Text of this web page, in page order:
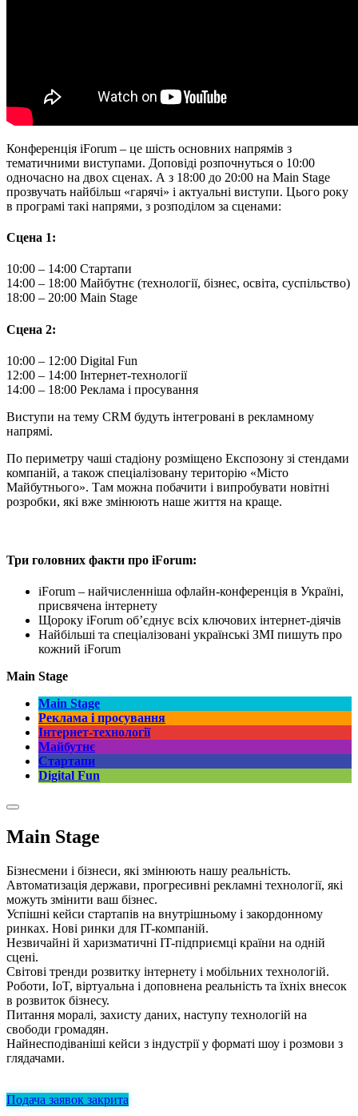
Конференція iForum – це шість основних напрямів з
тематичними виступами. Доповіді розпочнуться о 10:00
одночасно на двох сценах. А з 18:00 до 20:00 на Main Stage
прозвучать найбільш «гарячі» і актуальні виступи. Цього року
в програмі такі напрями, з розподілом за сценами:
Сцена 1:
10:00 – 14:00 Стартапи
14:00 – 18:00 Майбутнє (технології, бізнес, освіта, суспільство)
18:00 – 20:00 Main Stage
Сцена 2:
10:00 – 12:00 Digital Fun
12:00 – 14:00 Інтернет-технології
14:00 – 18:00 Реклама і просування
Виступи на тему CRM будуть інтегровані в рекламному
напрямі.
По периметру чаші стадіону розміщено Експозону зі стендами
компаній, а також спеціалізовану територію «Місто
Майбутнього». Там можна побачити і випробувати новітні
розробки, які вже змінюють наше життя на краще.
Три головних факти про iForum:
iForum – найчисленніша офлайн-конференція в Україні,
присвячена інтернету
Щороку iForum об’єднує всіх ключових інтернет-діячів
Найбільші та спеціалізовані українські ЗМІ пишуть про
кожний iForum
Main Stage
Main Stage
Реклама і просування
Інтернет-технології
Майбутнє
Стартапи
Digital Fun
Main Stage
Бізнесмени і бізнеси, які змінюють нашу реальність.
Автоматизація держави, прогресивні рекламні технології, які
можуть змінити ваш бізнес.
Успішні кейси стартапів на внутрішньому і закордонному
ринках. Нові ринки для IT-компаній.
Незвичайні й харизматичні IT-підприємці країни на одній
сцені.
Світові тренди розвитку інтернету і мобільних технологій.
Роботи, IoT, віртуальна і доповнена реальність та їхніх внесок
в розвиток бізнесу.
Питання моралі, захисту даних, наступу технологій на
свободи громадян.
Найнесподіваніші кейси з індустрії у форматі шоу і розмови з
глядачами.
Подача заявок закрита